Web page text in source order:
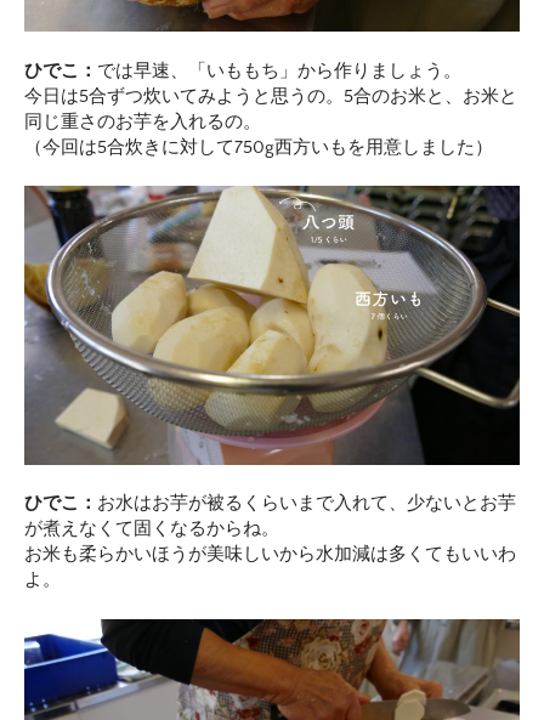
ひでこ： では早速、「いももち」から作りましょう。
今日は5合ずつ炊いてみようと思うの。5合のお米と、お米と
同じ重さのお芋を入れるの。
（今回は5合炊きに対して750g西方いもを用意しました）
ひでこ： お水はお芋が被るくらいまで入れて、少ないとお芋
が煮えなくて固くなるからね。
お米も柔らかいほうが美味しいから水加減は多くてもいいわ
よ。